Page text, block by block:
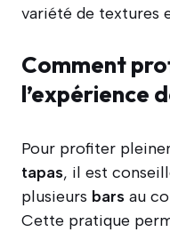
variété de textures
Comment
l’expérience
Pour profiter
tapas, il est
plusieurs bars au
Cette pratique